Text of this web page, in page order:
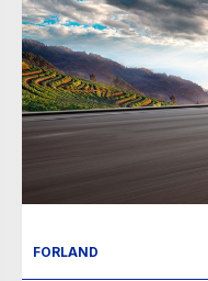
FORLAND